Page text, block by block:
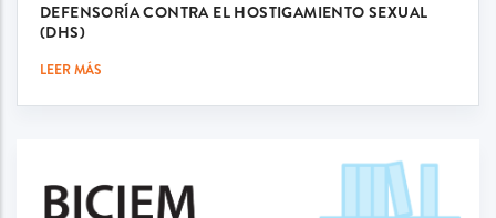
DEFENSORÍA CONTRA EL HOSTIGAMIENTO SEXUAL
(DHS)
LEER MÁS